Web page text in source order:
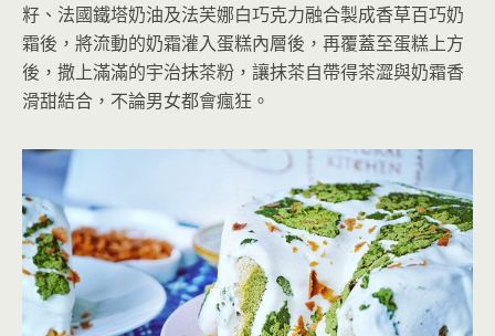
籽、法國鐵塔奶油及法芙娜白巧克力融合製成香草百巧奶
霜後，將流動的奶霜灌入蛋糕內層後，再覆蓋至蛋糕上方
後，撒上滿滿的宇治抹茶粉，讓抹茶自帶得茶澀與奶霜香
滑甜結合，不論男女都會瘋狂。